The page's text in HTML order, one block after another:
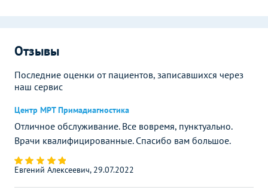
Отзывы
Последние оценки от пациентов, записавшихся через
наш сервис
Центр МРТ Примадиагностика
Отличное обслуживание. Все вовремя, пунктуально.
Врачи квалифицированные. Спасибо вам большое.
Евгений Алексеевич, 29.07.2022